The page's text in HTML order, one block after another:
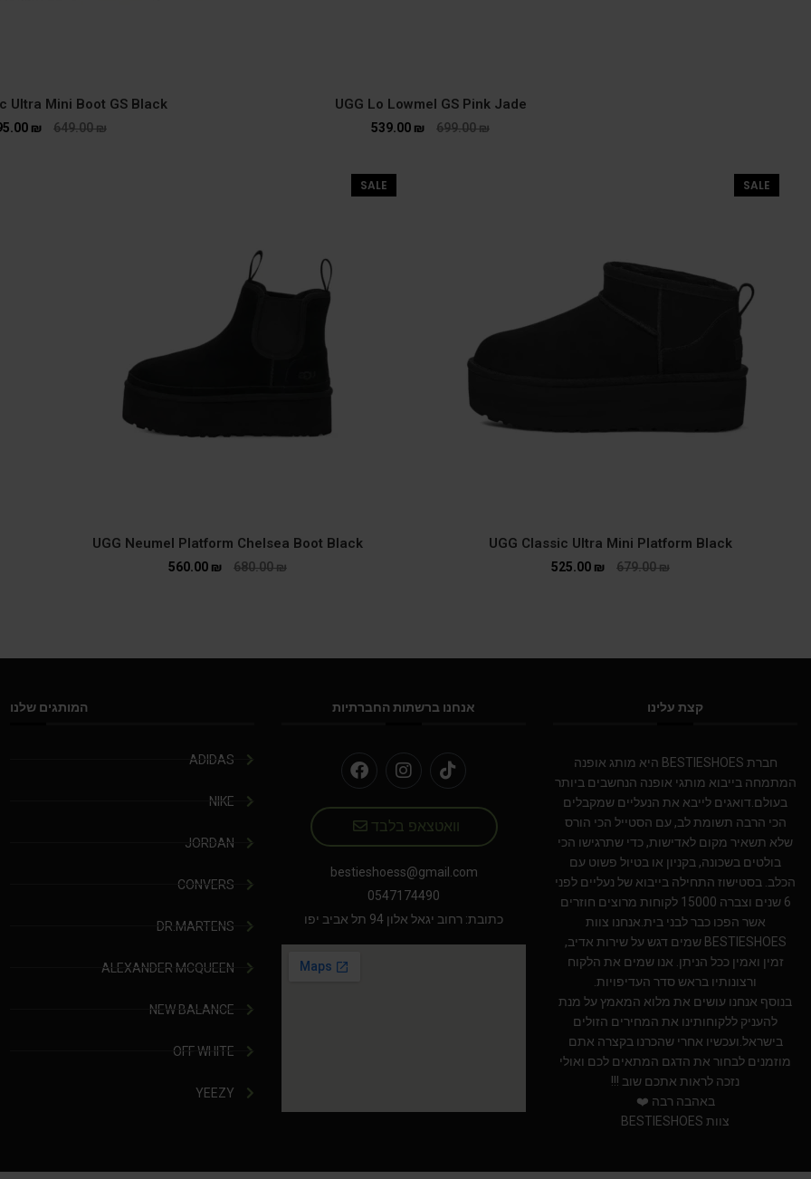
UGG Lo Lowmel GS Pink Jade
699.00₪
539.00 ₪
Ultra Mini Boot GS Black
649.00₪
₪
SALE
UGG Classic Ultra Mini Platform Black
679.00₪
525.00 ₪
SALE
UGG Neumel Platform Chelsea Boot Black
680.00₪
560.00 ₪
קצת עלינו
חברת BESTIESHOES היא מותג אופנה
המתמחה בייבוא מותגי אופנה הנחשבים ביותר
בעולם.דואגים לייבא את הנעליים שמקבלים
הכי הרבה תשומת לב, עם הסטייל הכי הורס
שלא תשאיר מקום לאדישות, כדי שתרגישו הכי
בולטים בשכונה, בקניון או בטיול פשוט עם
הכלב. בסטישוז התחילה בייבוא של נעליים לפני
6 שנים וצברה 15000 לקוחות מרוצים חוזרים
אשר הפכו כבר לבני בית.אנחנו צוות
BESTIESHOES שמים דגש על שירות אדיב,
זמין ואמין ככל הניתן. אנו שמים את הלקוח
ורצונותיו בראש סדר העדיפויות.
בנוסף אנחנו עושים את מלוא המאמץ על מנת
להעניק ללקוחותינו את המחירים הזולים
בישראל.ועכשיו אחרי שהכרנו בקצרה אתם
מוזמנים לבחור את הדגם המתאים לכם ואולי
נזכה לראות אתכם שוב !!!
באהבה רבה ❤️
צוות BESTIESHOES
אנחנו ברשתות החברתיות
וואטצאפ בלבד
bestieshoess@gmail.com
0547174490
כתובת: רחוב יגאל אלון 94 תל אביב יפו
המותגים שלנו
ADIDAS
NIKE
JORDAN
CONVERS
DR.MARTENS
ALEXANDER MCQUEEN
NEW BALANCE
OFF WHITE
YEEZY